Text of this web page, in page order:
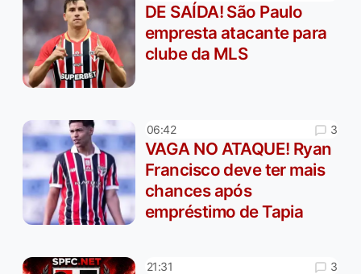
DE SAÍDA! São Paulo
empresta atacante para
clube da MLS
06:42 3
VAGA NO ATAQUE! Ryan
Francisco deve ter mais
chances após
empréstimo de Tapia
21:31 3